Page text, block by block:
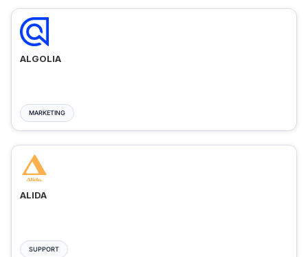
ALGOLIA
MARKETING
ALIDA
SUPPORT